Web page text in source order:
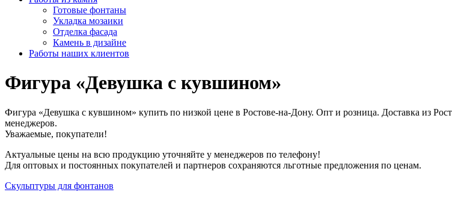
Готовые фонтаны
Укладка мозаики
Отделка фасада
Камень в дизайне
Работы наших клиентов
Фигура «Девушка с кувшином»
Фигура «Девушка с кувшином» купить по низкой цене в Ростове-на-Дону. Опт и розница. Доставка из
менеджеров.
Уважаемые, покупатели!
Актуальные цены на всю продукцию уточняйте у менеджеров по телефону!
Для оптовых и постоянных покупателей и партнеров сохраняются льготные предложения по ценам.
Скульптуры для фонтанов